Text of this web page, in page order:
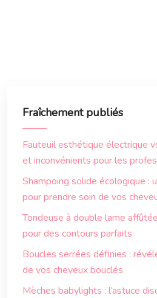
Fraîchement publiés
Fauteuil esthétique électrique
et inconvénients pour les
Shampoing solide écologique :
pour prendre soin de vos
Tondeuse à double lame
pour des contours parfaits
Boucles serrées définies :
de vos cheveux bouclés
Mèches babylights : l’astuce